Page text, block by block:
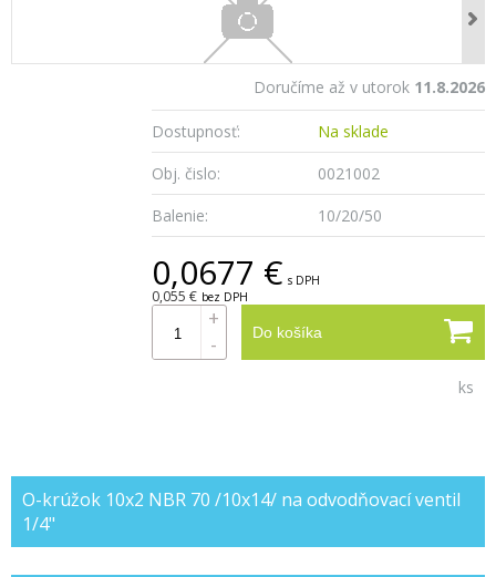
Doručíme až v utorok 11.8.2026
Dostupnosť:
Na sklade
Obj. čislo:
0021002
Balenie:
10/20/50
0,0677 € s DPH
0,055 € bez DPH
Do košíka
+
-
ks
O-krúžok 10x2 NBR 70 /10x14/ na odvodňovací ventil
1/4"